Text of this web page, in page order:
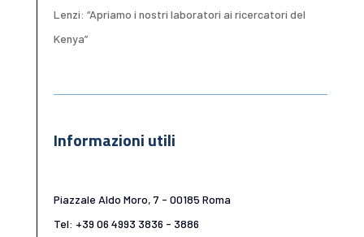
Lenzi: “Apriamo i nostri laboratori ai ricercatori del
Kenya”
Informazioni utili
Piazzale Aldo Moro, 7 - 00185 Roma
Tel: +39 06 4993 3836 - 3886